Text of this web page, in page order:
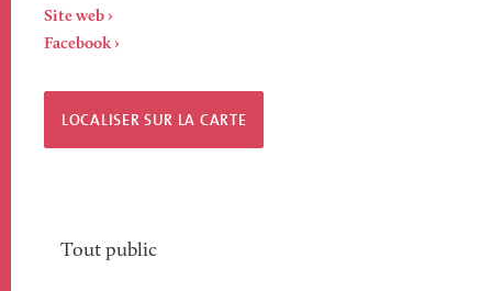
Site web
Facebook
LOCALISER SUR LA CARTE
Tout public